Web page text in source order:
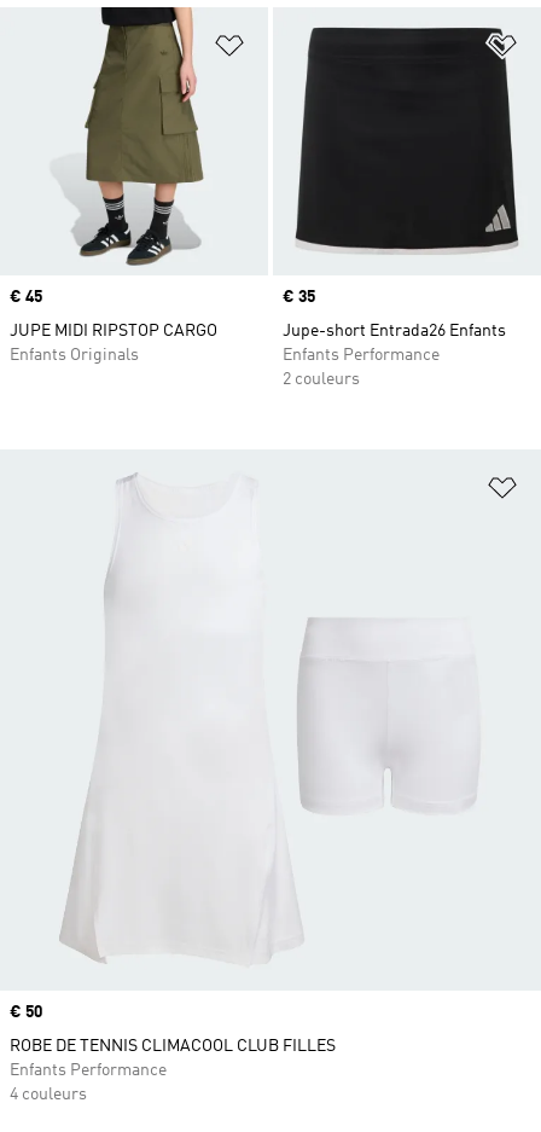
Ajouter à la Liste de produits
Prix
€ 45
JUPE MIDI RIPSTOP CARGO
Enfants Originals
Prix
€ 35
Jupe-short Entrada26 Enfants
Enfants Performance
2 couleurs
Prix
€ 50
ROBE DE TENNIS CLIMACOOL CLUB FILLES
Enfants Performance
4 couleurs